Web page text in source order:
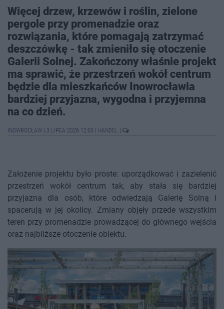
Więcej drzew, krzewów i roślin, zielone
pergole przy promenadzie oraz
rozwiązania, które pomagają zatrzymać
deszczówkę - tak zmieniło się otoczenie
Galerii Solnej. Zakończony właśnie projekt
ma sprawić, że przestrzeń wokół centrum
będzie dla mieszkańców Inowrocławia
bardziej przyjazna, wygodna i przyjemna
na co dzień.
INOWROCŁAW 3 LIPCA 2026 12:00 HANDEL
Założenie projektu było proste: uporządkować i zazielenić
przestrzeń wokół centrum tak, aby stała się bardziej
przyjazna dla osób, które odwiedzają Galerię Solną i
spacerują w jej okolicy. Zmiany objęły przede wszystkim
teren przy promenadzie prowadzącej do głównego wejścia
oraz najbliższe otoczenie obiektu.